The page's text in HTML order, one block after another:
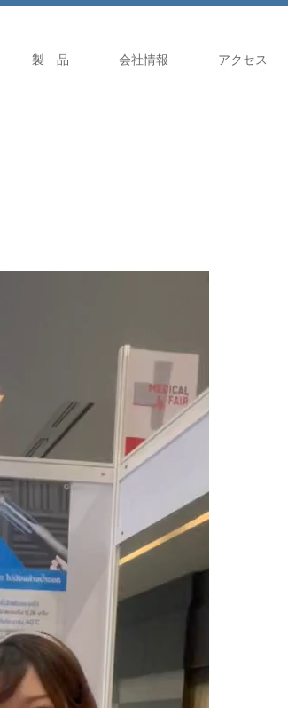
製 品 会社情報 アクセス